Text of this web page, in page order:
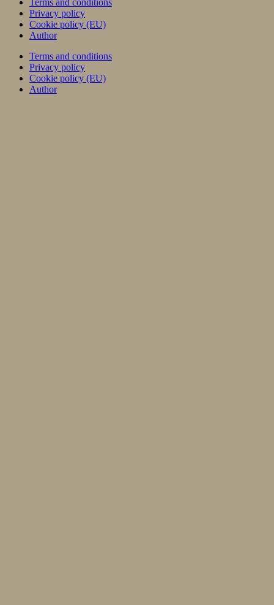
Privacy policy
Cookie policy (EU)
Author
Terms and conditions
Privacy policy
Cookie policy (EU)
Author